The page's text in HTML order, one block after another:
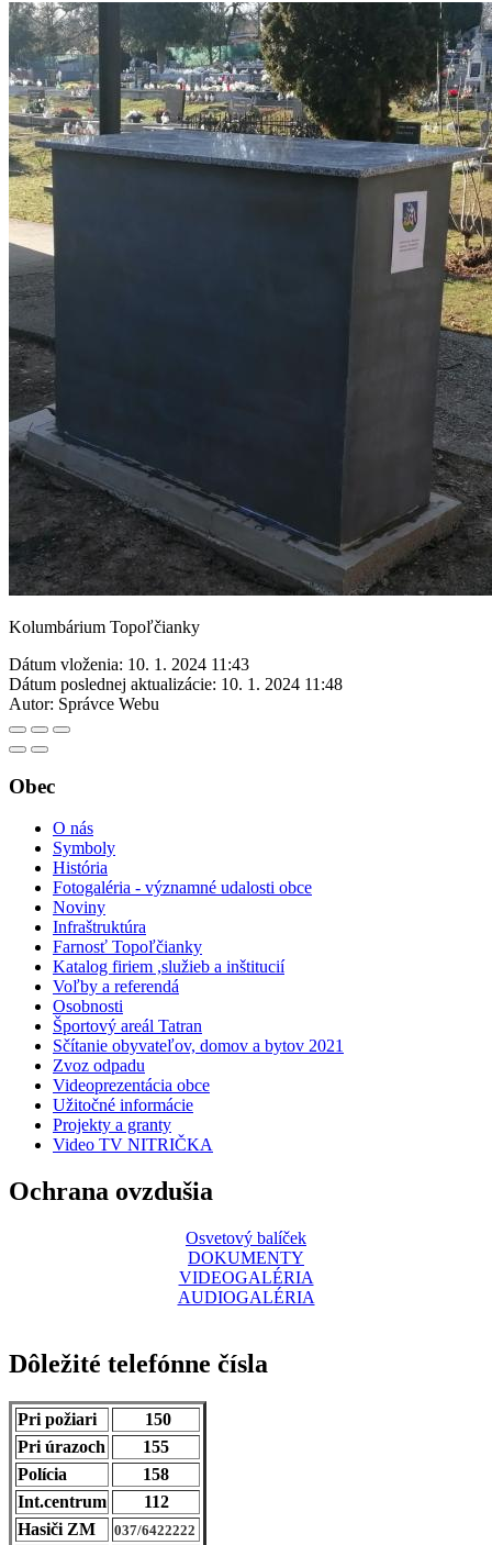
Kolumbárium Topoľčianky
Dátum vloženia: 10. 1. 2024 11:43
Dátum poslednej aktualizácie: 10. 1. 2024 11:48
Autor: Správce Webu
Obec
O nás
Symboly
História
Fotogaléria - významné udalosti obce
Noviny
Infraštruktúra
Farnosť Topoľčianky
Katalog firiem ,služieb a inštitucií
Voľby a referendá
Osobnosti
Športový areál Tatran
Sčítanie obyvateľov, domov a bytov 2021
Zvoz odpadu
Videoprezentácia obce
Užitočné informácie
Projekty a granty
Video TV NITRIČKA
Ochrana ovzdušia
Osvetový balíček
DOKUMENTY
VIDEOGALÉRIA
AUDIOGALÉRIA
Dôležité telefónne čísla
Pri požiari
150
Pri úrazoch
155
Polícia
158
Int.centrum
112
Hasiči ZM
037/6422222